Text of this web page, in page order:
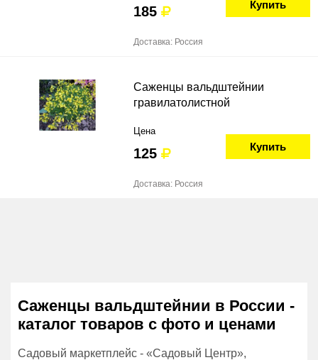
185 Купить
Доставка: Россия
Саженцы вальдштейнии
гравилатолистной
Цена
125 Купить
Доставка: Россия
Саженцы вальдштейнии в России -
каталог товаров с фото и ценами
Садовый маркетплейс - «Садовый Центр»,